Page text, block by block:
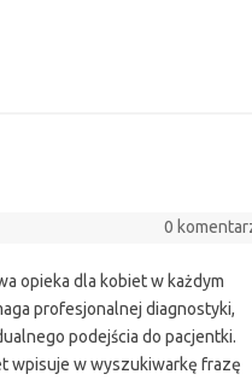
0
opieka dla kobiet w każdym
profesjonalnej diagnostyki,
podejścia do pacjentki.
wpisuje w wyszukiwarkę frazę